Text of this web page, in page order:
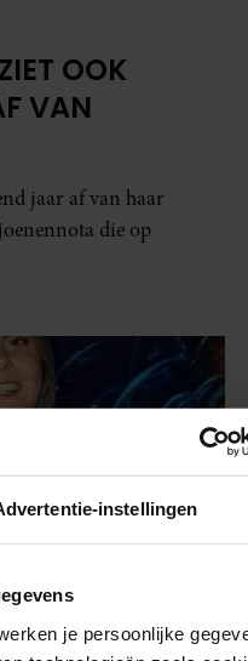
instellingen
je persoonlijke
OOK
VAN
jaar af van haar
die op